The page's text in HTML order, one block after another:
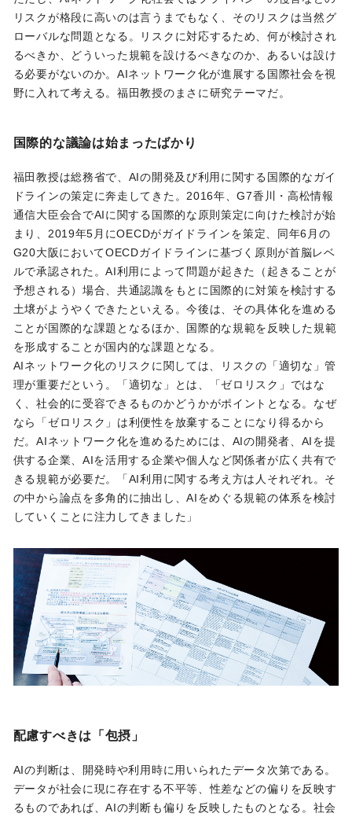
リスクが格段に高いのは言うまでもなく、そのリスクは当然グ
ローバルな問題となる。リスクに対応するため、何が検討され
るべきか、どういった規範を設けるべきなのか、あるいは設け
る必要がないのか。AIネットワーク化が進展する国際社会を視
野に入れて考える。福田教授のまさに研究テーマだ。
国際的な議論は始まったばかり
福田教授は総務省で、AIの開発及び利用に関する国際的なガイ
ドラインの策定に奔走してきた。2016年、G7香川・高松情報
通信大臣会合でAIに関する国際的な原則策定に向けた検討が始
まり、2019年5月にOECDがガイドラインを策定、同年6月の
G20大阪においてOECDガイドラインに基づく原則が首脳レベ
ルで承認された。AI利用によって問題が起きた（起きることが
予想される）場合、共通認識をもとに国際的に対策を検討する
土壌がようやくできたといえる。今後は、その具体化を進める
ことが国際的な課題となるほか、国際的な規範を反映した規範
を形成することが国内的な課題となる。
AIネットワーク化のリスクに関しては、リスクの「適切な」管
理が重要だという。「適切な」とは、「ゼロリスク」ではな
く、社会的に受容できるものかどうかがポイントとなる。なぜ
なら「ゼロリスク」は利便性を放棄することになり得るから
だ。AIネットワーク化を進めるためには、AIの開発者、AIを提
供する企業、AIを活用する企業や個人など関係者が広く共有で
きる規範が必要だ。「AI利用に関する考え方は人それぞれ。そ
の中から論点を多角的に抽出し、AIをめぐる規範の体系を検討
していくことに注力してきました」
配慮すべきは「包摂」
AIの判断は、開発時や利用時に用いられたデータ次第である。
データが社会に現に存在する不平等、性差などの偏りを反映す
るものであれば、AIの判断も偏りを反映したものとなる。社会